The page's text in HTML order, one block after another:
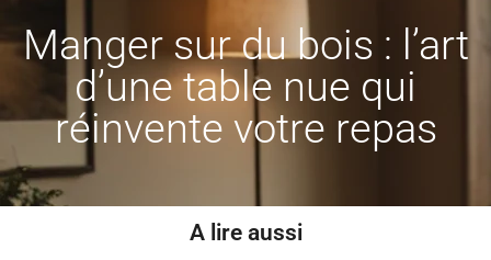
Manger sur du bois : l’art
d’une table nue qui
réinvente votre repas
A lire aussi